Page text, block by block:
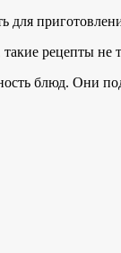
для
рецепты не
блюд. Они